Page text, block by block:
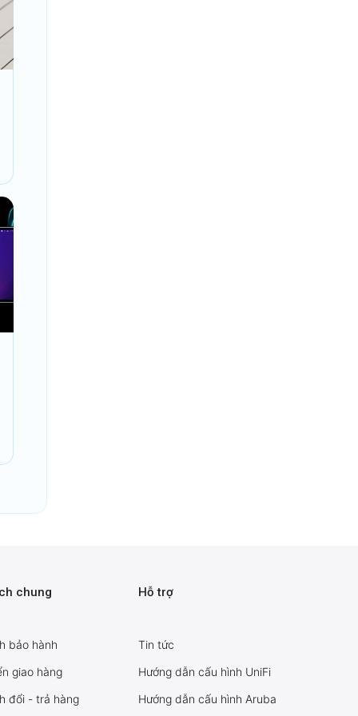
chung
bảo hành
giao hàng
đổi - trả hàng
Hỗ trợ
Tin tức
Hướng dẫn cấu hình UniFi
Hướng dẫn cấu hình Aruba